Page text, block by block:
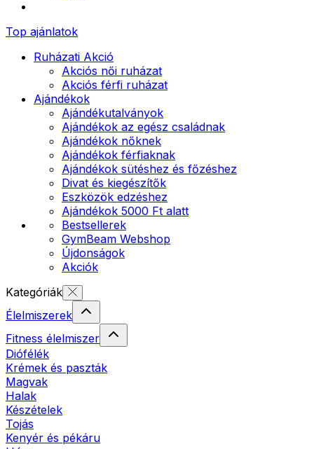
Top ajánlatok
Ruházati Akció
Akciós női ruházat
Akciós férfi ruházat
Ajándékok
Ajándékutalványok
Ajándékok az egész családnak
Ajándékok nőknek
Ajándékok férfiaknak
Ajándékok sütéshez és főzéshez
Divat és kiegészítők
Eszközök edzéshez
Ajándékok 5000 Ft alatt
Bestsellerek
GymBeam Webshop
Újdonságok
Akciók
Kategóriák
Élelmiszerek
Fitness élelmiszer
Diófélék
Krémek és paszták
Magvak
Halak
Készételek
Tojás
Kenyér és pékáru